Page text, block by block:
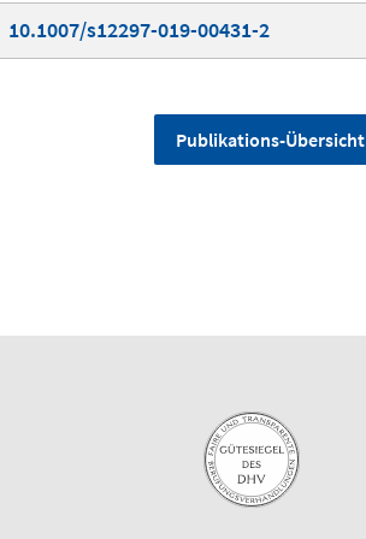
10.1007/s12297-019-00431-2
Publikations-Übersicht